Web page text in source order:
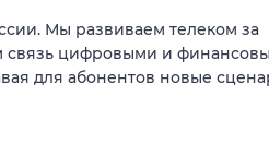
Сберегаем вместе
Гороскопы
Мы развиваем телеком за
связь цифровыми и
для абонентов новые